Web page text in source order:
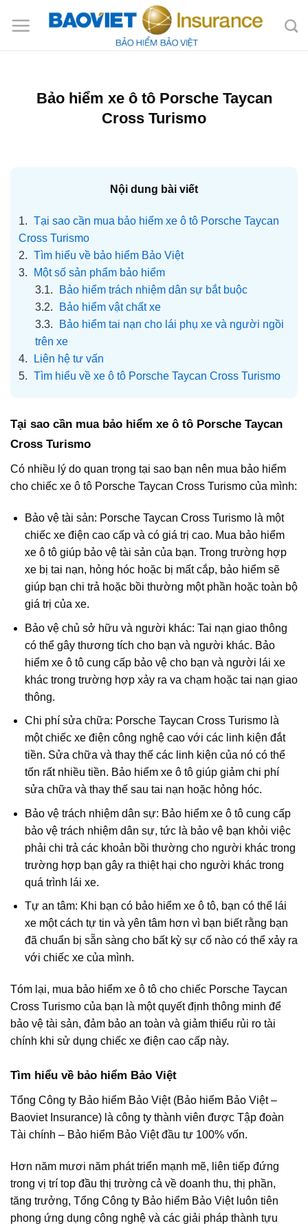
qua
Bảo hiểm xe ô tô Porsche Taycan
Cross Turismo
Nội dung bài viết
1. Tại sao cần mua bảo hiểm xe ô tô Porsche Taycan
Cross Turismo
2. Tìm hiểu về bảo hiểm Bảo Việt
3.
Một số sản phẩm bảo hiểm
3.1.
Bảo hiểm trách nhiệm dân sự bắt buộc
3.2.
Bảo hiểm vật chất xe
3.3.
Bảo hiểm tai nạn cho lái phụ xe và người ngồi
trên xe
4.
Liên hệ tư vấn
5. Tìm hiểu về xe ô tô Porsche Taycan Cross Turismo
Tại sao cần mua bảo hiểm xe ô tô Porsche Taycan
Cross Turismo
Có nhiều lý do quan trọng tại sao bạn nên mua bảo hiểm
cho chiếc xe ô tô Porsche Taycan Cross Turismo của mình:
Bảo vệ tài sản: Porsche Taycan Cross Turismo là một
chiếc xe điện cao cấp và có giá trị cao. Mua bảo hiểm
xe ô tô giúp bảo vệ tài sản của bạn. Trong trường hợp
xe bị tai nạn, hỏng hóc hoặc bị mất cắp, bảo hiểm sẽ
giúp bạn chi trả hoặc bồi thường một phần hoặc toàn bộ
giá trị của xe.
Bảo vệ chủ sở hữu và người khác: Tai nạn giao thông
có thể gây thương tích cho bạn và người khác. Bảo
hiểm xe ô tô cung cấp bảo vệ cho bạn và người lái xe
khác trong trường hợp xảy ra va chạm hoặc tai nạn giao
thông.
Chi phí sửa chữa: Porsche Taycan Cross Turismo là
một chiếc xe điện công nghệ cao với các linh kiện đắt
tiền. Sửa chữa và thay thế các linh kiện của nó có thể
tốn rất nhiều tiền. Bảo hiểm xe ô tô giúp giảm chi phí
sửa chữa và thay thế sau tai nạn hoặc hỏng hóc.
Bảo vệ trách nhiệm dân sự: Bảo hiểm xe ô tô cung cấp
bảo vệ trách nhiệm dân sự, tức là bảo vệ bạn khỏi việc
phải chi trả các khoản bồi thường cho người khác trong
trường hợp bạn gây ra thiệt hại cho người khác trong
quá trình lái xe.
Tự an tâm: Khi bạn có bảo hiểm xe ô tô, bạn có thể lái
xe một cách tự tin và yên tâm hơn vì bạn biết rằng bạn
đã chuẩn bị sẵn sàng cho bất kỳ sự cố nào có thể xảy ra
với chiếc xe của mình.
Tóm lại, mua bảo hiểm xe ô tô cho chiếc Porsche Taycan
Cross Turismo của bạn là một quyết định thông minh để
bảo vệ tài sản, đảm bảo an toàn và giảm thiểu rủi ro tài
chính khi sử dụng chiếc xe điện cao cấp này.
Tìm hiểu về bảo hiểm Bảo Việt
Tổng Công ty Bảo hiểm Bảo Việt (Bảo hiểm Bảo Việt –
Baoviet Insurance) là công ty thành viên được Tập đoàn
Tài chính – Bảo hiểm Bảo Việt đầu tư 100% vốn.
Hơn năm mươi năm phát triển mạnh mẽ, liên tiếp đứng
trong vị trí top đầu thị trường cả về doanh thu, thị phần,
tăng trưởng, Tổng Công ty Bảo hiểm Bảo Việt luôn tiên
phong ứng dụng công nghệ và các giải pháp thành tựu